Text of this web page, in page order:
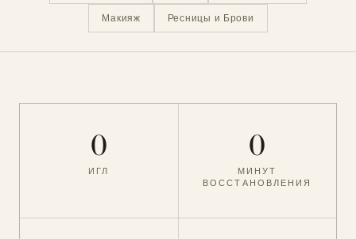
Макияж Ресницы и Брови
0
ИГЛ
0
МИНУТ
ВОССТАНОВЛЕНИЯ